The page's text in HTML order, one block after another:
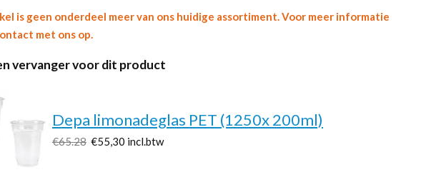
is geen onderdeel meer van ons huidige assortiment. Voor meer informatie
met ons op.
vervanger voor dit product
Depa limonadeglas PET (1250x 200ml)
€65.28 €55,30 incl.btw